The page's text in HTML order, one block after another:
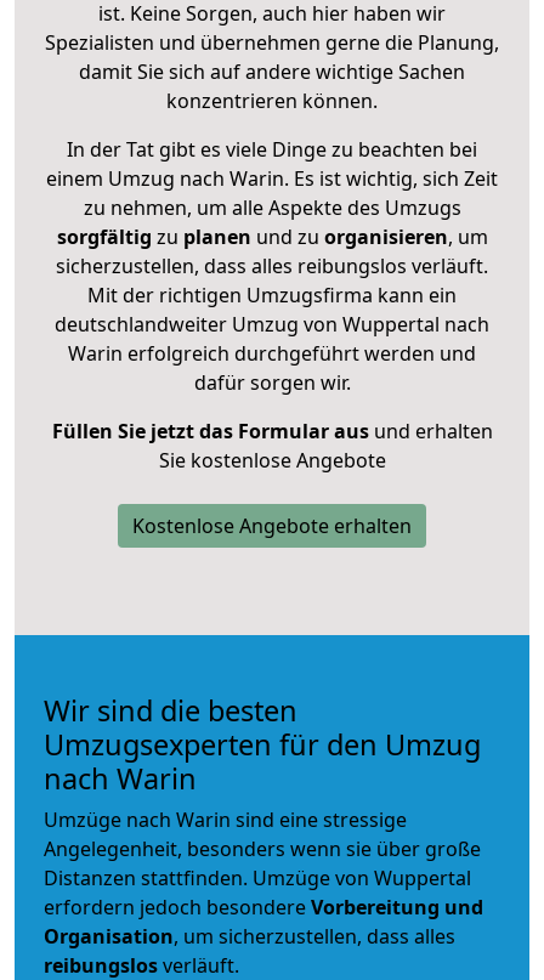
ist. Keine Sorgen, auch hier haben wir
Spezialisten und übernehmen gerne die Planung,
damit Sie sich auf andere wichtige Sachen
konzentrieren können.
In der Tat gibt es viele Dinge zu beachten bei
einem Umzug nach Warin. Es ist wichtig, sich Zeit
zu nehmen, um alle Aspekte des Umzugs
sorgfältig zu planen und zu organisieren, um
sicherzustellen, dass alles reibungslos verläuft.
Mit der richtigen Umzugsfirma kann ein
deutschlandweiter Umzug von Wuppertal nach
Warin erfolgreich durchgeführt werden und
dafür sorgen wir.
Füllen Sie jetzt das Formular ausund erhalten
Sie kostenlose Angebote
Kostenlose Angebote erhalten
Wir sind die besten
Umzugsexperten für den Umzug
nach Warin
Umzüge nach Warin sind eine stressige
Angelegenheit, besonders wenn sie über große
Distanzen stattfinden. Umzüge von Wuppertal
erfordern jedoch besondereVorbereitung und
Organisation, um sicherzustellen, dass alles
reibungslosverläuft.